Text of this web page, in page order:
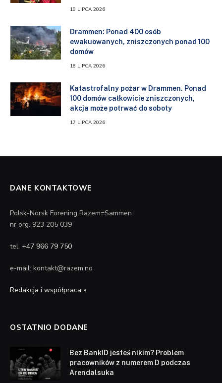
19 LIPCA 2026
Drammen: Ponad 400 osób
ewakuowanych, zniszczonych ponad 100
domów
18 LIPCA 2026
Katastrofalny pożar w Drammen. Ponad
100 domów całkowicie zniszczonych,
akcja może potrwać do soboty
17 LIPCA 2026
DANE KONTAKTOWE
Polsk-Norsk Forening Razem=Sammen
nr org. 923 205 039
tel. +47 966 79 750
e-mail: kontakt@razem.no
Redakcja i współpraca »
OSTATNIO DODANE
Bez BankID jesteś nikim? Problem
pracowników z numerem D podczas
Arendalsuka